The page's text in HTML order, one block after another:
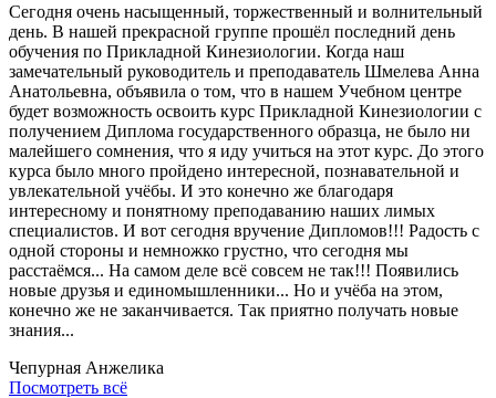
Сегодня очень насыщенный, торжественный и волнительный
день. В нашей прекрасной группе прошёл последний день
обучения по Прикладной Кинезиологии. Когда наш
замечательный руководитель и преподаватель Шмелева Анна
Анатольевна, объявила о том, что в нашем Учебном центре
будет возможность освоить курс Прикладной Кинезиологии с
получением Диплома государственного образца, не было ни
малейшего сомнения, что я иду учиться на этот курс. До этого
курса было много пройдено интересной, познавательной и
увлекательной учёбы. И это конечно же благодаря
интересному и понятному преподаванию наших лимых
специалистов. И вот сегодня вручение Дипломов!!! Радость с
одной стороны и немножко грустно, что сегодня мы
расстаёмся... На самом деле всё совсем не так!!! Появились
новые друзья и единомышленники... Но и учёба на этом,
конечно же не заканчивается. Так приятно получать новые
знания...
Чепурная Анжелика
Посмотреть всё